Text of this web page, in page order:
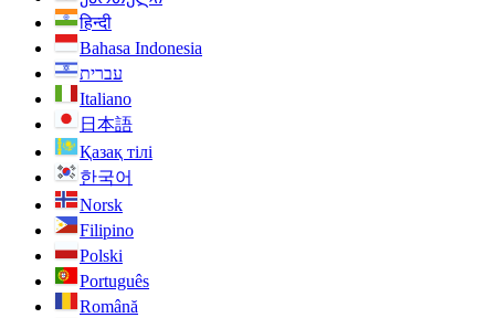
हिन्दी
Bahasa Indonesia
עברית
Italiano
日本語
Қазақ тілі
한국어
Norsk
Filipino
Polski
Português
Română